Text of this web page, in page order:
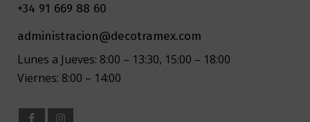
+34 91 669 88 60
administracion@decotramex.com
Lunes a Jueves: 8:00 – 13:30, 15:00 – 18:00
Viernes: 8:00 – 14:00